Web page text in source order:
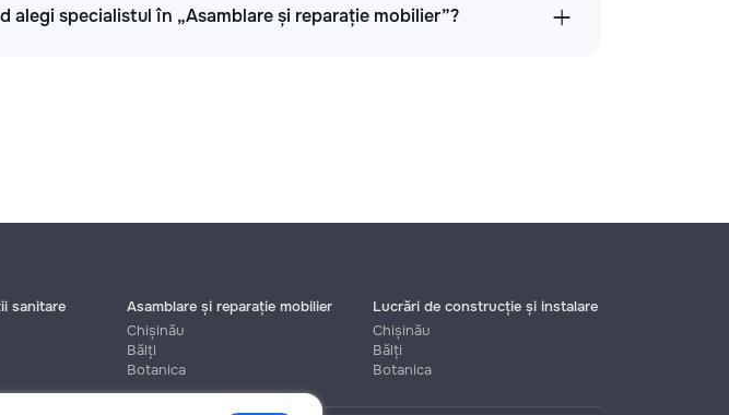
alegi specialistul în „Asamblare și reparație mobilier”?
sanitare
Asamblare și reparație mobilier
Chișinău
Bălți
Botanica
Lucrări de construcție și instalare
Chișinău
Bălți
Botanica